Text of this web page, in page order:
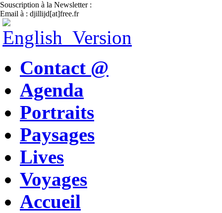
Souscription à la Newsletter :
Email à : djillijd[at]free.fr
Contact @
Agenda
Portraits
Paysages
Lives
Voyages
Accueil